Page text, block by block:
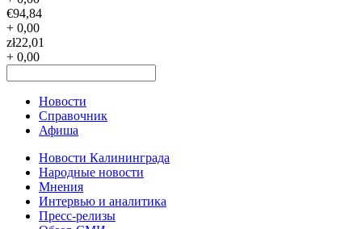
€94,84
+ 0,00
zł22,01
+ 0,00
Новости
Справочник
Афиша
Новости Калининграда
Народные новости
Мнения
Интервью и аналитика
Пресс-релизы